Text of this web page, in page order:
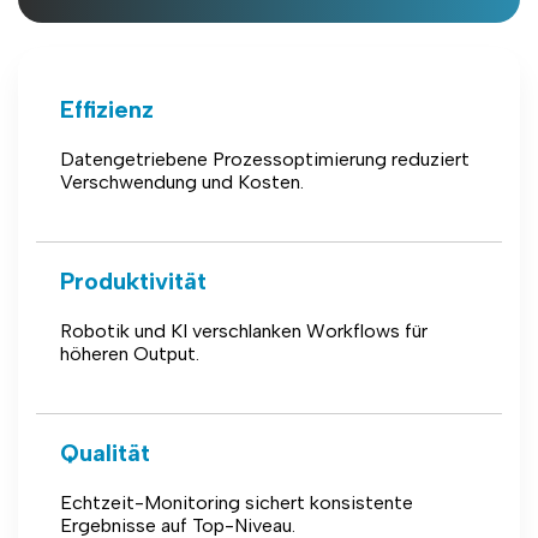
Effizienz
Datengetriebene Prozessoptimierung reduziert
Verschwendung und Kosten.
Produktivität
Robotik und KI verschlanken Workflows für
höheren Output.
Qualität
Echtzeit-Monitoring sichert konsistente
Ergebnisse auf Top-Niveau.